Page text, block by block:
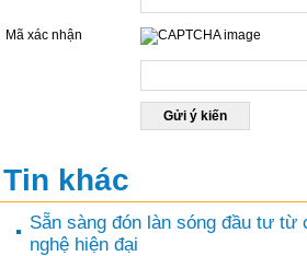
Mã xác nhận
Tin khác
Sẵn sàng đón làn sóng đầu tư
nghệ hiện đại